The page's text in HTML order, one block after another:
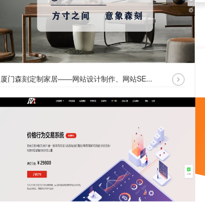
厦门森刻定制家居——网站设计制作、网站SE...